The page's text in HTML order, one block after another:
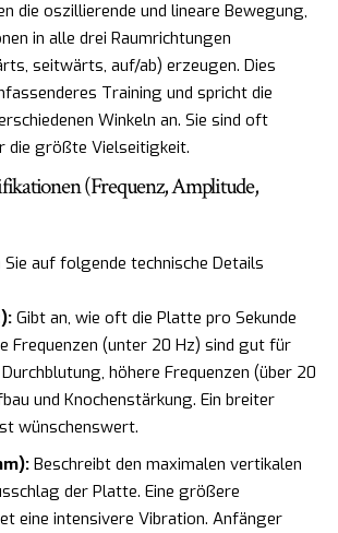
die oszillierende und lineare Bewegung,
in alle drei Raumrichtungen
seitwärts, auf/ab) erzeugen. Dies
Training und spricht die
Winkeln an. Sie sind oft
die größte Vielseitigkeit.
(Frequenz, Amplitude,
auf folgende technische Details
Gibt an, wie oft die Platte pro Sekunde
Frequenzen (unter 20 Hz) sind gut für
höhere Frequenzen (über 20
und Knochenstärkung. Ein breiter
wünschenswert.
Beschreibt den maximalen vertikalen
der Platte. Eine größere
eine intensivere Vibration. Anfänger